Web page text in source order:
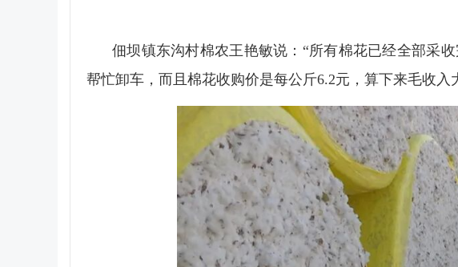
佃坝镇东沟村棉农王艳敏说：“所有棉花已经全部采
帮忙卸车，而且棉花收购价是每公斤6.2元，算下来毛收入